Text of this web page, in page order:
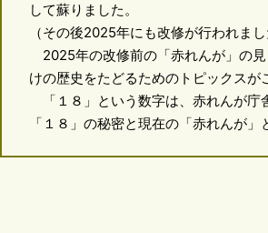
して蘇りました。
（その後2025年にも改修が行われまし
2025年の改修前の「赤れんが」の
けの歴史をたどるためのトピックスが
「１８」という数字は、赤れんが庁
「１８」の秘密と現在の「赤れんが